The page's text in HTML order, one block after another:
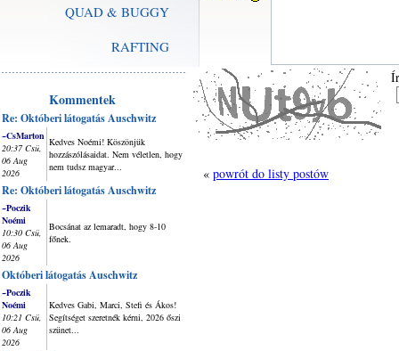
QUAD & BUGGY
RAFTING
Kommentek
Re: Októberi látogatás Auschwitz
~CsMarton
20:37 Csü,
06 Aug
2026
Kedves Noémi! Köszönjük
hozzászólásaidat. Nem véletlen, hogy
nem tudsz magyar...
Re: Októberi látogatás Auschwitz
~Poczik
Noémi
10:30 Csü,
06 Aug
2026
Bocsánat az lemaradt, hogy 8-10
főnek.
Októberi látogatás Auschwitz
~Poczik
Noémi
10:21 Csü,
06 Aug
2026
Kedves Gabi, Marci, Stefi és Ákos!
Segítséget szeretnék kérni, 2026 őszi
szünet...
« powrót do listy postów